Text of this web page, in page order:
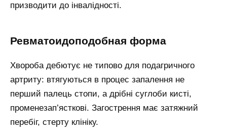
призводити до інвалідності.
Ревматоидоподобная форма
Хвороба дебютує не типово для подагричного
артриту: втягуються в процес запалення не
перший палець стопи, а дрібні суглоби кисті,
променезап’ясткові. Загострення має затяжний
перебіг, стерту клініку.